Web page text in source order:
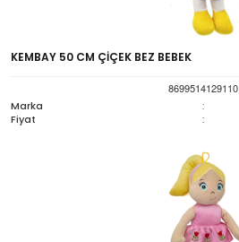
KEMBAY 50 CM ÇİÇEK BEZ BEBEK
8699514129110
Marka
:
Fiyat :